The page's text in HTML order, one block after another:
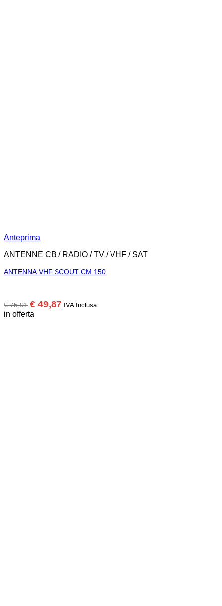
Anteprima
ANTENNE CB / RADIO / TV / VHF / SAT
ANTENNA VHF SCOUT CM.150
€75,01 Il
prezzo
€ 49,87 IlIVA Inclusa
in offerta